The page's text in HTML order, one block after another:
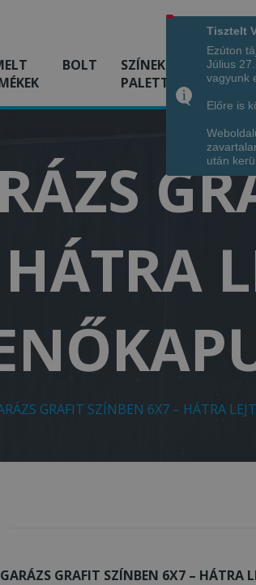
BOLT
SZÍNEK
PALETTÁJA
GRAFIT SZÍNBEN 6X7 – HÁTRA
GRAFIT SZÍNBEN 6X7 – HÁTRA
Tisztelt
Ezúton
Július
vagyunk
Előre is
után